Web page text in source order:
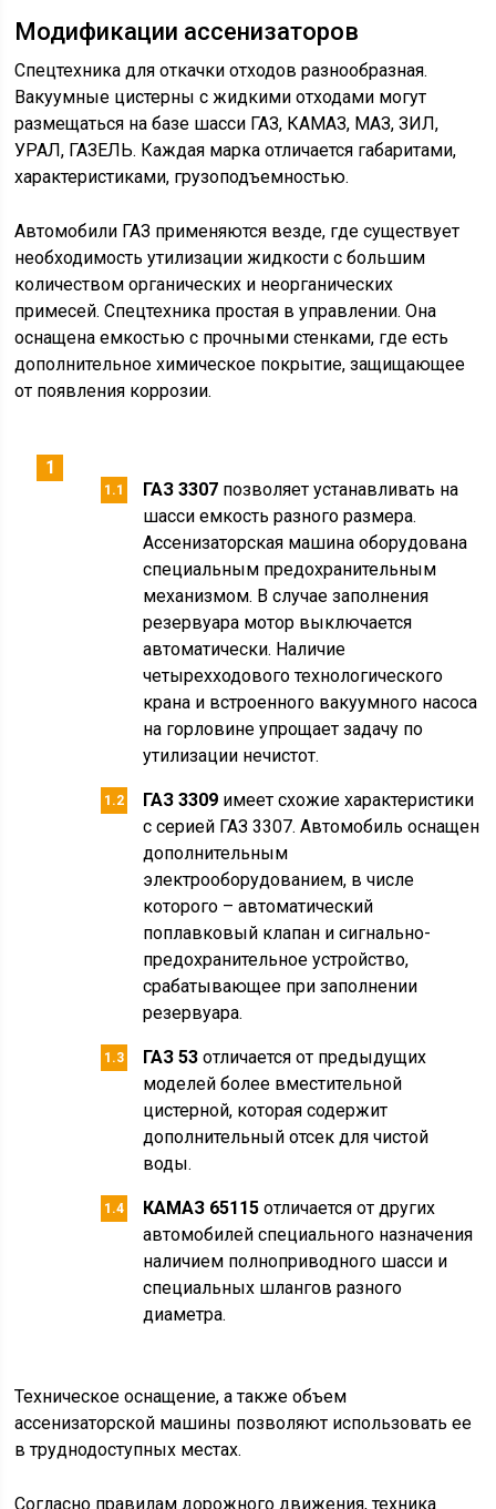
Модификации ассенизаторов
Спецтехника для откачки отходов разнообразная.
Вакуумные цистерны с жидкими отходами могут
размещаться на базе шасси ГАЗ, КАМАЗ, МАЗ, ЗИЛ,
УРАЛ, ГАЗЕЛЬ. Каждая марка отличается габаритами,
характеристиками, грузоподъемностью.
Автомобили ГАЗ применяются везде, где существует
необходимость утилизации жидкости с большим
количеством органических и неорганических
примесей. Спецтехника простая в управлении. Она
оснащена емкостью с прочными стенками, где есть
дополнительное химическое покрытие, защищающее
от появления коррозии.
ГАЗ 3307 позволяет устанавливать на
шасси емкость разного размера.
Ассенизаторская машина оборудована
специальным предохранительным
механизмом. В случае заполнения
резервуара мотор выключается
автоматически. Наличие
четырехходового технологического
крана и встроенного вакуумного насоса
на горловине упрощает задачу по
утилизации нечистот.
ГАЗ 3309 имеет схожие характеристики
с серией ГАЗ 3307. Автомобиль оснащен
дополнительным
электрооборудованием, в числе
которого – автоматический
поплавковый клапан и сигнально-
предохранительное устройство,
срабатывающее при заполнении
резервуара.
ГАЗ 53 отличается от предыдущих
моделей более вместительной
цистерной, которая содержит
дополнительный отсек для чистой
воды.
КАМАЗ 65115 отличается от других
автомобилей специального назначения
наличием полноприводного шасси и
специальных шлангов разного
диаметра.
Техническое оснащение, а также объем
ассенизаторской машины позволяют использовать ее
в труднодоступных местах.
Согласно правилам дорожного движения, техника